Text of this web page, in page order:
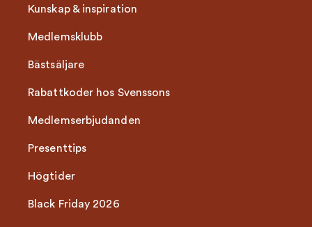
Kunskap & inspiration
Medlemsklubb
Bästsäljare
Rabattkoder hos Svenssons
Medlemserbjudanden
Presenttips
Högtider
Black Friday 2026